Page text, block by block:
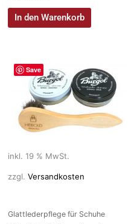
In den Warenkorb
Save
inkl. 19 % MwSt.
zzgl. Versandkosten
Glattlederpflege für Schuhe